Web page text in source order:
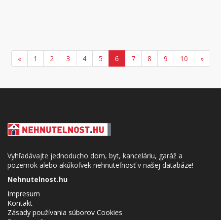
« 1 2 3 4 5 6 7 8 9 10 »
Vyhľadávajte jednoducho dom, byt, kanceláriu, garáž a
pozemok alebo akúkoľvek nehnuteľnosť v našej databáze!
Nehnutelnost.hu
Impresum
Kontakt
Zásady používania súborov Cookies